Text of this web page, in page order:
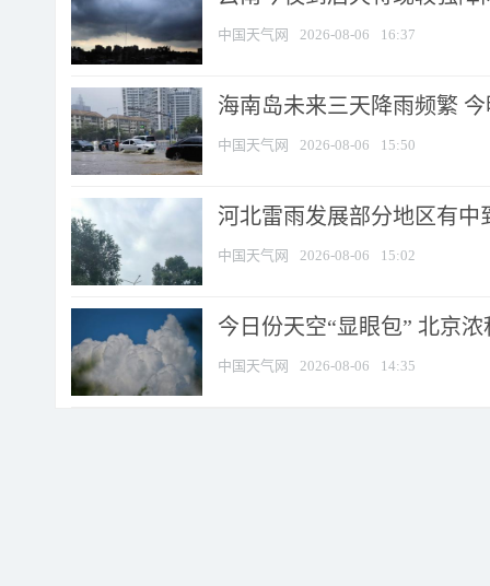
中国天气网 2026-08-06 16:37
海南岛未来三天降雨频繁
中国天气网 2026-08-06 15:50
河北雷雨发展部分地区有中
中国天气网 2026-08-06 15:02
今日份天空“显眼包” 北京
中国天气网 2026-08-06 14:35